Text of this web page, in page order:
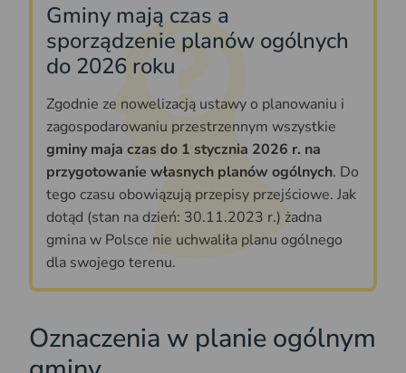
Gminy mają czas a
sporządzenie planów ogólnych
do 2026 roku
Zgodnie ze nowelizacją ustawy o planowaniu i
zagospodarowaniu przestrzennym wszystkie
gminy maja czas do 1 stycznia 2026 r. na
przygotowanie własnych planów ogólnych. Do
tego czasu obowiązują przepisy przejściowe. Jak
dotąd (stan na dzień: 30.11.2023 r.) żadna
gmina w Polsce nie uchwaliła planu ogólnego
dla swojego terenu.
Oznaczenia w planie ogólnym